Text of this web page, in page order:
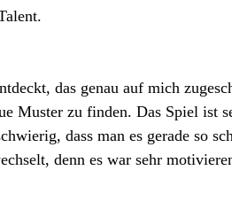
das genau auf mich
Muster zu finden. Das Spiel ist
dass man es gerade so
denn es war sehr